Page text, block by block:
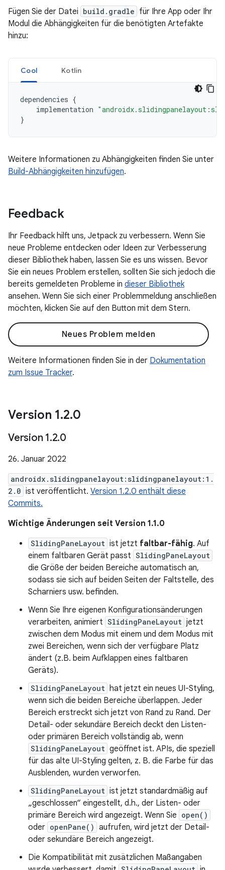
Fügen Sie der Datei build.gradle für Ihre App oder Ihr
Modul die Abhängigkeiten für die benötigten Artefakte
hinzu:
Cool Kotlin
dependencies {
implementation
}
Weitere Informationen zu Abhängigkeiten finden Sie unter
Build-Abhängigkeiten hinzufügen.
Feedback
Ihr Feedback hilft uns, Jetpack zu verbessern. Wenn Sie
neue Probleme entdecken oder Ideen zur Verbesserung
dieser Bibliothek haben, lassen Sie es uns wissen. Bevor
Sie ein neues Problem erstellen, sollten Sie sich jedoch die
bereits gemeldeten Probleme in dieser Bibliothek
ansehen. Wenn Sie sich einer Problemmeldung anschließen
möchten, klicken Sie auf den Button mit dem Stern.
Neues Problem melden
Weitere Informationen finden Sie in der Dokumentation
zum Issue Tracker.
Version 1.2.0
Version 1.2.0
26. Januar 2022
androidx.slidingpanelayout:slidingpanelayout:1.
2.0 ist veröffentlicht. Version 1.2.0 enthält diese
Commits.
Wichtige Änderungen seit Version 1.1.0
SlidingPaneLayout ist jetzt faltbar-fähig. Auf
einem faltbaren Gerät passt SlidingPaneLayout
die Größe der beiden Bereiche automatisch an,
sodass sie sich auf beiden Seiten der Faltstelle, des
Scharniers usw. befinden.
Wenn Sie Ihre eigenen Konfigurationsänderungen
verarbeiten, animiert SlidingPaneLayout jetzt
zwischen dem Modus mit einem und dem Modus mit
zwei Bereichen, wenn sich der verfügbare Platz
ändert (z.B. beim Aufklappen eines faltbaren
Geräts).
SlidingPaneLayout hat jetzt ein neues UI-Styling,
wenn sich die beiden Bereiche überlappen. Jeder
Bereich erstreckt sich jetzt von Rand zu Rand. Der
Detail- oder sekundäre Bereich deckt den Listen-
oder primären Bereich vollständig ab, wenn
SlidingPaneLayout geöffnet ist. APIs, die speziell
für das alte UI-Styling gelten, z. B. die Farbe für das
Ausblenden, wurden verworfen.
SlidingPaneLayout ist jetzt standardmäßig auf
„geschlossen“ eingestellt, d.h., der Listen- oder
primäre Bereich wird angezeigt. Wenn Sie open()
oder openPane() aufrufen, wird jetzt der Detail-
oder sekundäre Bereich angezeigt.
Die Kompatibilität mit zusätzlichen Maßangaben